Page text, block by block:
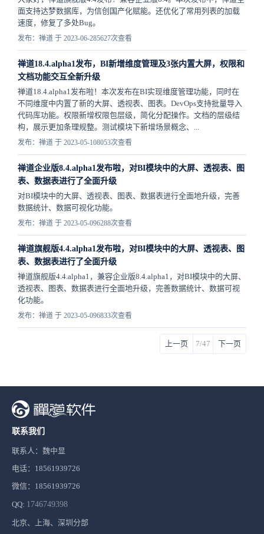
面支持达梦数据库，为信创国产化赋能。还优化了常用列表的加载
速度，修复了多处Bug。
发布：禅道 于 2023-06-285627次查看
禅道18.4.alpha1发布，BI新增维度管理及3张内置大屏，权限和
文档功能交互全新升级
禅道18.4.alpha1发布啦！本次发布在BI实现维度管理功能，同时在
不同维度中内置了新的大屏、透视表、图表。DevOps支持批量导入
代码库功能。权限新增权限包层级，简化分配操作。文档的层级结
构，展示更加条理规整。测试模块下新增场景概念、...
发布：禅道 于 2023-05-108053次查看
禅道企业版8.4.alpha1发布啦，对BI模块中的大屏、透视表、图
表、数据表进行了全面升级
对BI模块中的大屏、透视表、图表、数据表进行全面地升级，完善
数据统计、数据可视化功能。
发布：禅道 于 2023-05-096288次查看
禅道旗舰版4.4.alpha1发布啦，对BI模块中的大屏、透视表、图
表、数据表进行了全面升级
禅道旗舰版4.4.alpha1，兼容企业版8.4.alpha1，对BI模块中的大屏、
透视表、图表、数据表进行全面地升级，完善数据统计、数据可视
化功能。
发布：禅道 于 2023-05-096833次查看
上一页 7/47 下一页
联系我们
联系人：魏中显
电话：18561939726
微信：18561939726
QQ: 1746749398
北京、上海、深圳分部